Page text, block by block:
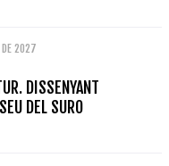
2027
DISSENYANT
DEL SURO